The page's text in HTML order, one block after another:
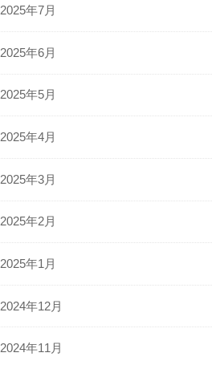
2025年7月
2025年6月
2025年5月
2025年4月
2025年3月
2025年2月
2025年1月
2024年12月
2024年11月